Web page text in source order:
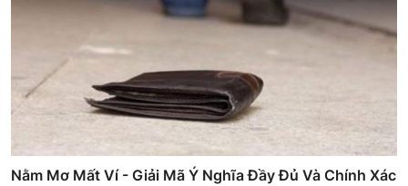
Nằm Mơ Mất Ví - Giải Mã Ý Nghĩa Đầy Đủ Và Chính Xác